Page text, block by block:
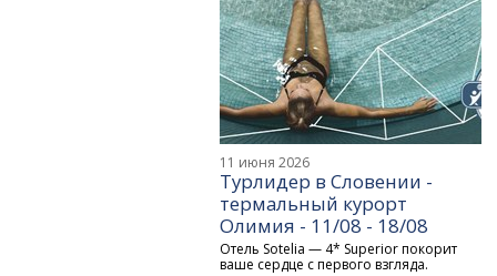
11 июня 2026
Турлидер в Словении -
термальный курорт
Олимия - 11/08 - 18/08
Отель Sotelia — 4* Superior покорит
ваше сердце с первого взгляда.